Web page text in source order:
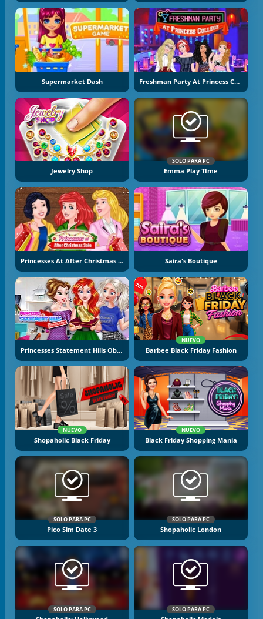
Supermarket Dash Freshman Party At Princess College
Jewelry Shop
SOLO PARA PC
Emma Play TIme
Princesses At After Christmas Sale Saira's Boutique
Princesses Statement Hills Obsession
NUEVO
Barbee Black Friday Fashion
NUEVO
Shopaholic Black Friday
NUEVO
Black Friday Shopping Mania
SOLO PARA PC
Pico Sim Date 3
SOLO PARA PC
Shopaholic London
SOLO PARA PC SOLO PARA PC